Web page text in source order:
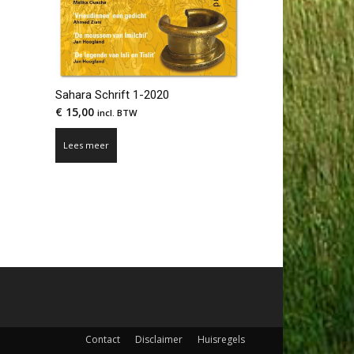
Sahara Schrift 1-2020
€ 15,00 incl. BTW
Lees meer
Contact Disclaimer Huisregels